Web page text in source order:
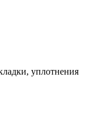
уплотнения